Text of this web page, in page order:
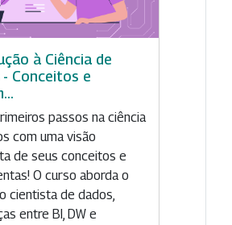
à Ciência de
- Conceitos e
passos na ciência
com uma visão
de seus conceitos e
O curso aborda o
cientista de dados,
entre BI, DW e